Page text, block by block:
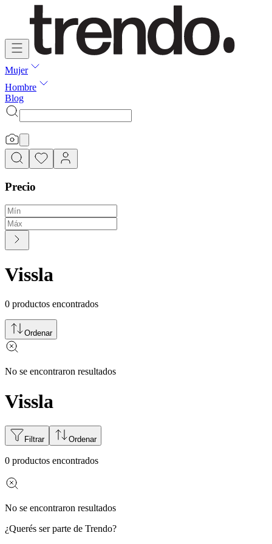
Mujer
Hombre
Blog
Precio
Vissla
0 productos encontrados
Ordenar
No se encontraron resultados
Vissla
Filtrar Ordenar
0 productos encontrados
No se encontraron resultados
¿Querés ser parte de Trendo?